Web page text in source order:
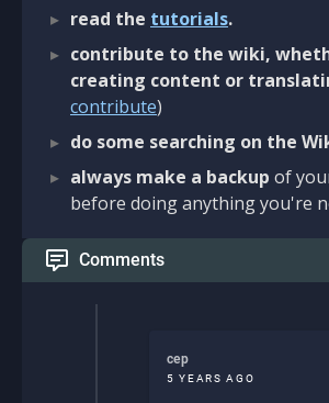
read the tutorials.
contribute to the wiki,
creating content or
contribute)
do some searching on the
always make a backup of
before doing anything you're
Comments
cep
5 YEARS AGO